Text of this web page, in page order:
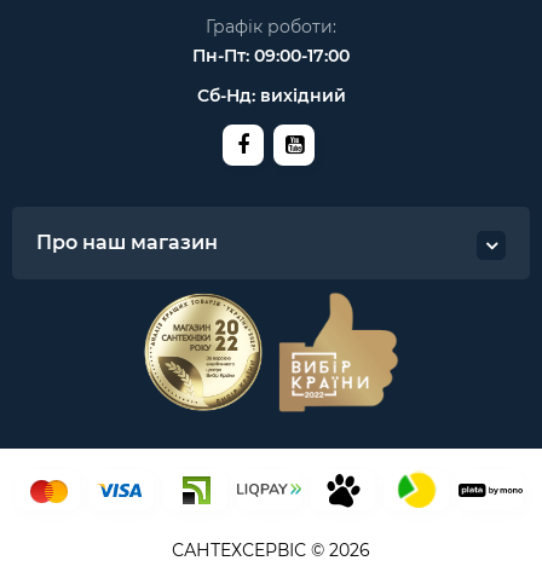
Графік роботи:
Пн-Пт: 09:00-17:00
Сб-Нд: вихідний
Про наш магазин
САНТЕХСЕРВІС © 2026